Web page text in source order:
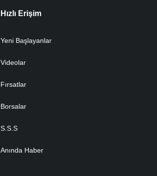
Hızlı Erişim
Yeni Başlayanlar
Videolar
Fırsatlar
Borsalar
S.S.S
Anında Haber